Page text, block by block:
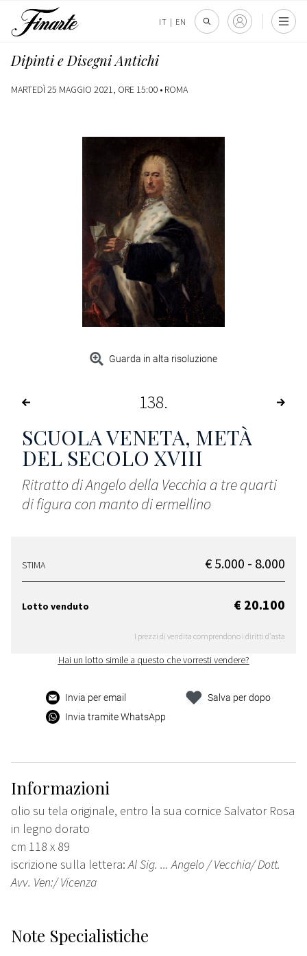
IT | EN
Dipinti e Disegni Antichi
MARTEDÌ 25 MAGGIO 2021, ORE 15:00 • ROMA
Guarda in alta risoluzione
138
SCUOLA VENETA, METÀ
DEL SECOLO XVIII
Ritratto di Angelo della Vecchia a tre quarti
di figura con manto di ermellino
STIMA € 5.000 - 8.000
Lotto venduto € 20.100
I prezzi di vendita comprendono i diritti d'asta
Hai un lotto simile a questo che vorresti vendere?
Invia per email
Invia tramite WhatsApp
Salva per dopo
Informazioni
olio su tela originale, entro la sua cornice Salvator Rosa
in legno dorato
cm 118 x 89
iscrizione sulla lettera:Al Sig. ... Angelo / Vecchia/ Dott.
Avv. Ven:/ Vicenza
Note Specialistiche